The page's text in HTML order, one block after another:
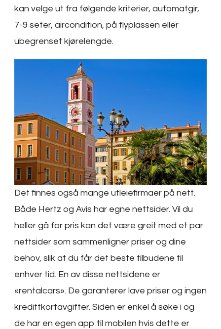
kan velge ut fra følgende kriterier, automatgir,
7-9 seter, aircondition, på flyplassen eller
ubegrenset kjørelengde.
Det finnes også mange utleiefirmaer på nett.
Både Hertz og Avis har egne nettsider. Vil du
heller gå for pris kan det være greit med et par
nettsider som sammenligner priser og dine
behov, slik at du får det beste tilbudene til
enhver tid. En av disse nettsidene er
«rentalcars». De garanterer lave priser og ingen
kredittkortavgifter. Siden er enkel å søke i og
de har en egen app til mobilen hvis dette er